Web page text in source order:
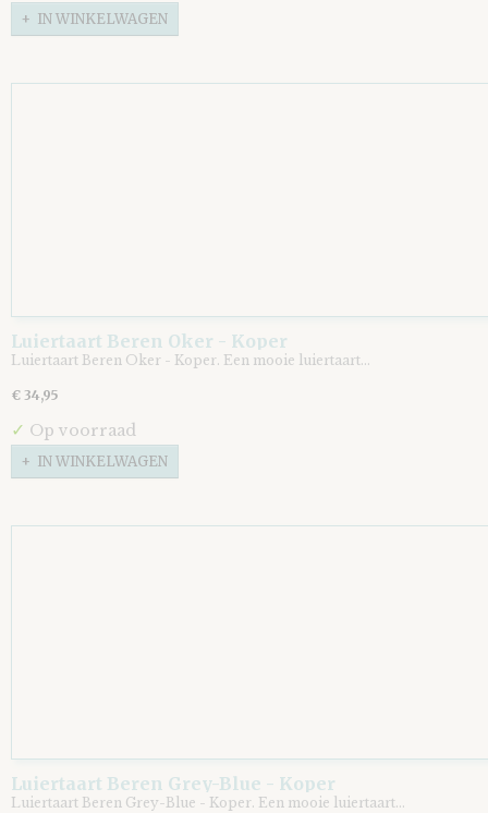
IN WINKELWAGEN
Luiertaart Beren Oker - Koper
Luiertaart Beren Oker - Koper. Een mooie luiertaart…
€ 34,95
✓ Op voorraad
IN WINKELWAGEN
Luiertaart Beren Grey-Blue - Koper
Luiertaart Beren Grey-Blue - Koper. Een mooie luiertaart…